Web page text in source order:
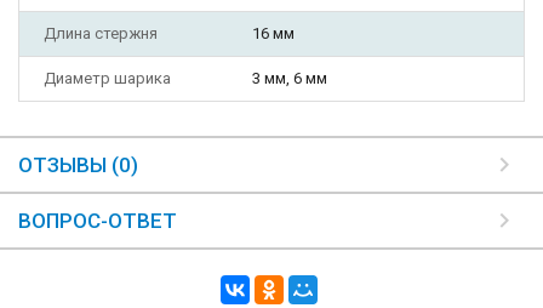
Длина стержня 16 мм
Диаметр шарика 3 мм, 6 мм
ОТЗЫВЫ (0)
ВОПРОС-ОТВЕТ